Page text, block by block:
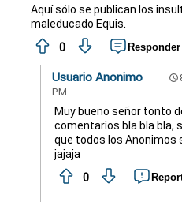
Aquí sólo se publican los
maleducado Equis.
0
Responder
Usuario Anonimo schedule
PM
Muy bueno señor tonto
comentarios bla bla bla,
que todos los Anonimos
jajaja
0